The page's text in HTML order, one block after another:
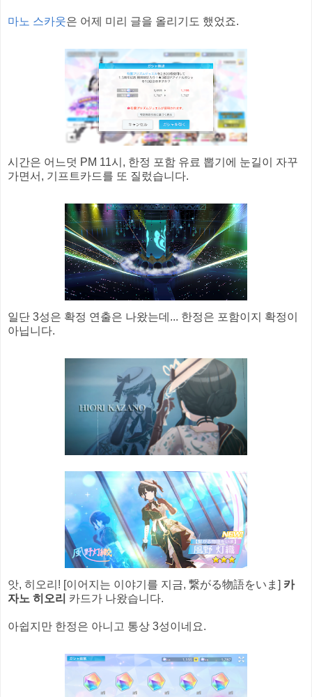
마노 스카웃은 어제 미리 글을 올리기도 했었죠.
시간은 어느덧 PM 11시, 한정 포함 유료 뽑기에 눈길이 자꾸
가면서, 기프트카드를 또 질렀습니다.
일단 3성은 확정 연출은 나왔는데... 한정은 포함이지 확정이
아닙니다.
앗, 히오리! [이어지는 이야기를 지금, 繋がる物語をいま] 카
자노 히오리 카드가 나왔습니다.
아쉽지만 한정은 아니고 통상 3성이네요.